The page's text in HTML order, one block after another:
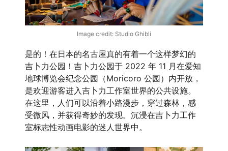
Image credit: Studio Ghibli
是的！在日本的名古屋真的有着一个这样梦幻的
吉卜力公园！吉卜力公园于 2022 年 11 月在爱知
地球博览会纪念公园（Moricoro 公园）内开放，
是欢迎游客进入吉卜力工作室世界的公共设施。
在这里，人们可以沿着小路漫步，穿过森林，感
受微风，并获得奇妙的发现。沉浸在吉卜力工作
室标志性动画电影的迷人世界中。